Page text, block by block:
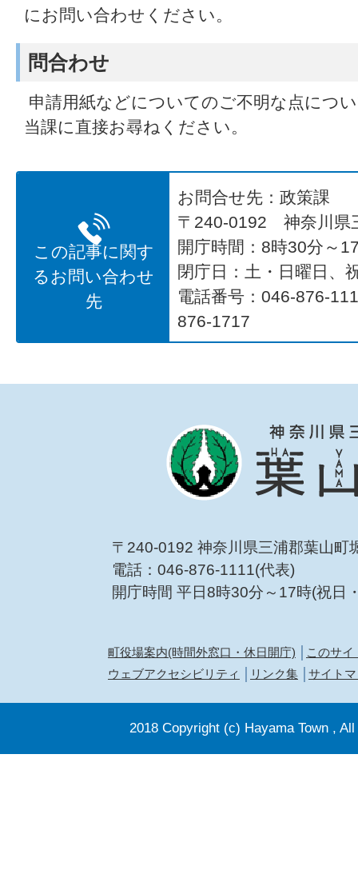
にお問い合わせください。
問合わせ
申請用紙などについてのご不明な点につ
当課に直接お尋ねください。
この記事に関す
るお問い合わせ
先
お問合せ先：政策課
〒240-0192 神奈川県
開庁時間：8時30分～
閉庁日：土・日曜日、
電話番号：046-876-
876-1717
〒240-0192 神奈川県三浦郡葉山町
電話：046-876-1111(代表)
開庁時間 平日8時30分～17時(祝日
町役場案内(時間外窓口・休日開庁)
このサイ
ウェブアクセシビリティ
リンク集 サイト
2018 Copyright (c) Hayama Town ,